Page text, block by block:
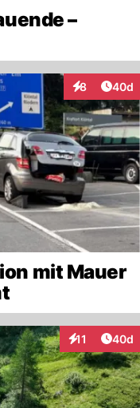
–
8
Interaktionen
40d
mit Mauer
11
Interaktionen
40d